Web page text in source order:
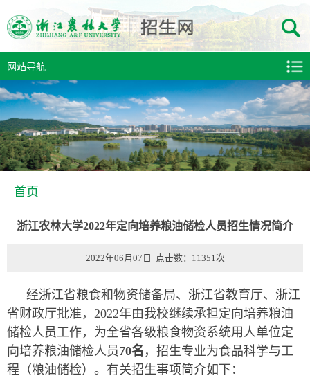
网站导航
首页
浙江农林大学2022年定向培养粮油储检人员招生情况简介
2022年06月07日 点击数： 11351次
经浙江省粮食和物资储备局、浙江省教育厅、浙江
省财政厅批准，2022年由我校继续承担定向培养粮油
储检人员工作，为全省各级粮食物资系统用人单位定
向培养粮油储检人员70名 ，招生专业为食品科学与工
程（粮油储检）。有关招生事项简介如下：